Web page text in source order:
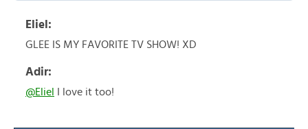
Eliel:
GLEE IS MY FAVORITE TV SHOW! XD
Adir:
@Eliel I love it too!